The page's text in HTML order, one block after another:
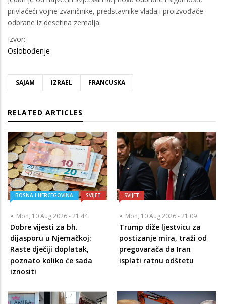
privlačeći vojne zvaničnike, predstavnike vlada i proizvođače
odbrane iz desetina zemalja.
Izvor:
Oslobođenje
SAJAM IZRAEL FRANCUSKA
RELATED ARTICLES
BOSNA I HERCEGOVINA SVIJET
Mon, 10 Aug 2026 - 21:44
Dobre vijesti za bh.
dijasporu u Njemačkoj:
Raste dječiji doplatak,
poznato koliko će sada
iznositi
SVIJET
Mon, 10 Aug 2026 - 21:09
Trump diže ljestvicu za
postizanje mira, traži od
pregovarača da Iran
isplati ratnu odštetu